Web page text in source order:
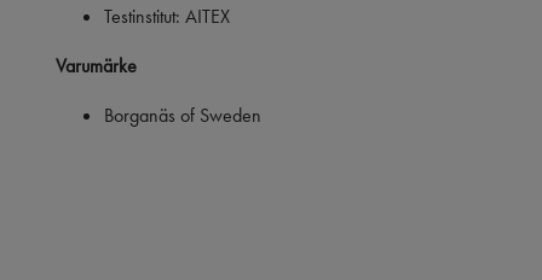
Testinstitut: AITEX
Varumärke
Borganäs of Sweden